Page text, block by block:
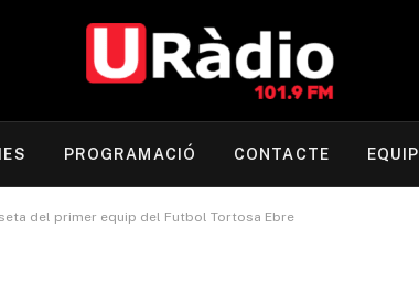
PROGRAMACIÓ CONTACTE EQUIP
del primer equip del Futbol Tortosa Ebre